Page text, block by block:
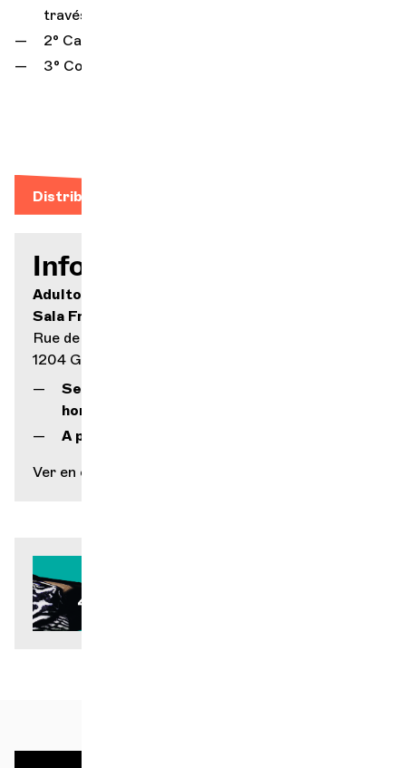
través del cuerpo
2° Cabane à rêves
3° Collage surrealista
Distribución
Información práctica
Adultos 20.00 / Niños > 12 años: 5.00
Sala Frank-Martin
Rue de la Vallée 3
1204 Ginebra
Sesión a las 11.00 y a las 16.00
horas
A partir de 7 años / Duración: 1h20
Ver en el mapa